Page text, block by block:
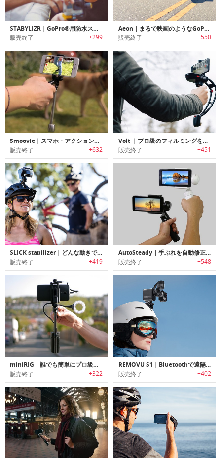
STABYLIZR｜GoPro®用防水スタビライザー「ステイブライザー」
販売終了 +299
Aeon｜まるで映画のようなGoPro映像を創り出すスタビライザー「イーオン」
販売終了 +550
Smoovie｜スマホ・アクションカム用ポータブルスタビライザー「スムービー」
販売終了 +632
Volt ｜プロ級のフィルミングを可能にするスマホ用スタビライザー「ボルト」
販売終了 +451
SLICK stabilizer｜どんな動きでもブレないGoPro用防水ステディカム「スリック スタビライザー」
販売終了 +419
AutoSteady｜手ぶれを自動修正する三軸カメラスタビライザー「オートステディー」
販売終了 +548
miniRIG｜誰でも簡単にプロ級の撮影が可能なスマホ・GoPro対応ポータブルスタビライザー「ミニリグ」
販売終了 +322
REMOVU S1｜Bluetoothで遠隔操作できるGoPro用3軸ジンバル「レモヴュS1」
販売終了 +402